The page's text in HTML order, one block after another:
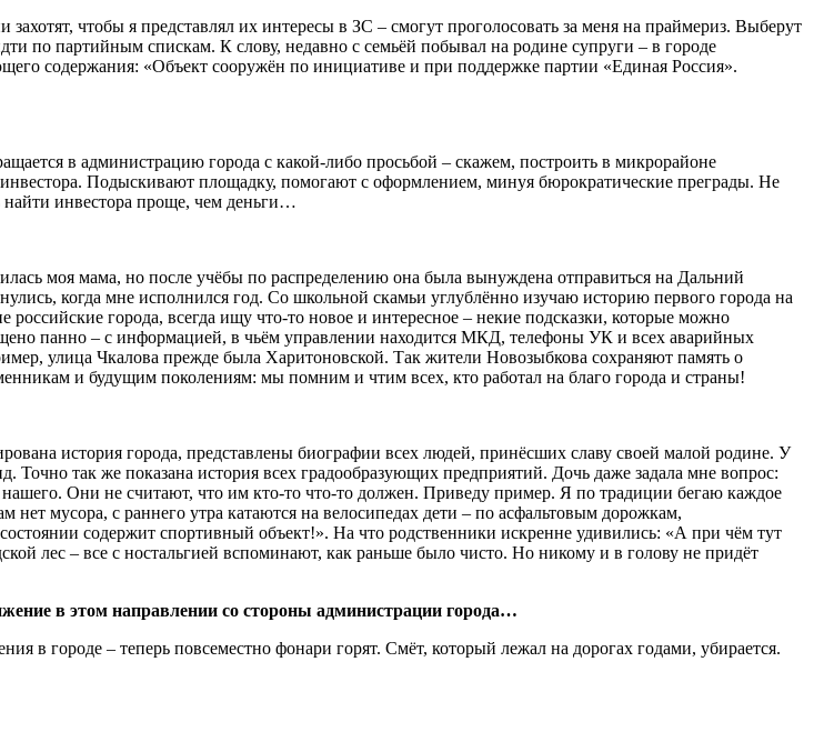
чтобы я представлял их интересы в ЗС – смогут проголосовать за меня на праймериз. Выберут
по партийным спискам. К слову, недавно с семьёй побывал на родине супруги – в городе
содержания: «Объект сооружён по инициативе и при поддержке партии «Единая Россия».
в администрацию города с какой-либо просьбой – скажем, построить в микрорайоне
Подыскивают площадку, помогают с оформлением, минуя бюрократические преграды. Не
инвестора проще, чем деньги…
моя мама, но после учёбы по распределению она была вынуждена отправиться на Дальний
когда мне исполнился год. Со школьной скамьи углублённо изучаю историю первого города на
города, всегда ищу что-то новое и интересное – некие подсказки, которые можно
панно – с информацией, в чьём управлении находится МКД, телефоны УК и всех аварийных
улица Чкалова прежде была Харитоновской. Так жители Новозыбкова сохраняют память о
и будущим поколениям: мы помним и чтим всех, кто работал на благо города и страны!
история города, представлены биографии всех людей, принёсших славу своей малой родине. У
так же показана история всех градообразующих предприятий. Дочь даже задала мне вопрос:
нашего. Они не считают, что им кто-то что-то должен. Приведу пример. Я по традиции бегаю каждое
мусора, с раннего утра катаются на велосипедах дети – по асфальтовым дорожкам,
содержит спортивный объект!». На что родственники искренне удивились: «А при чём тут
лес – все с ностальгией вспоминают, как раньше было чисто. Но никому и в голову не придёт
в этом направлении со стороны администрации города…
в городе – теперь повсеместно фонари горят. Смёт, который лежал на дорогах годами, убирается.